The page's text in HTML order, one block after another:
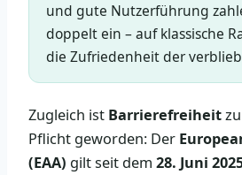
und gute Nutzerführung
doppelt ein – auf klassische
die Zufriedenheit der
Zugleich ist Barrierefreiheit
Pflicht geworden: Der
(EAA) gilt seit dem 28. Juni